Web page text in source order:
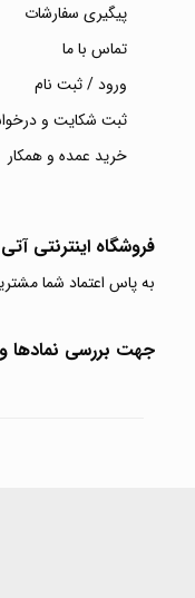
پیگیری سفارشات
تماس با ما
ورود / ثبت نام
ثبت شکایت و
خرید عمده و همکار
فروشگاه اینترنتی
به پاس اعتماد شما
جهت بررسی نمادها